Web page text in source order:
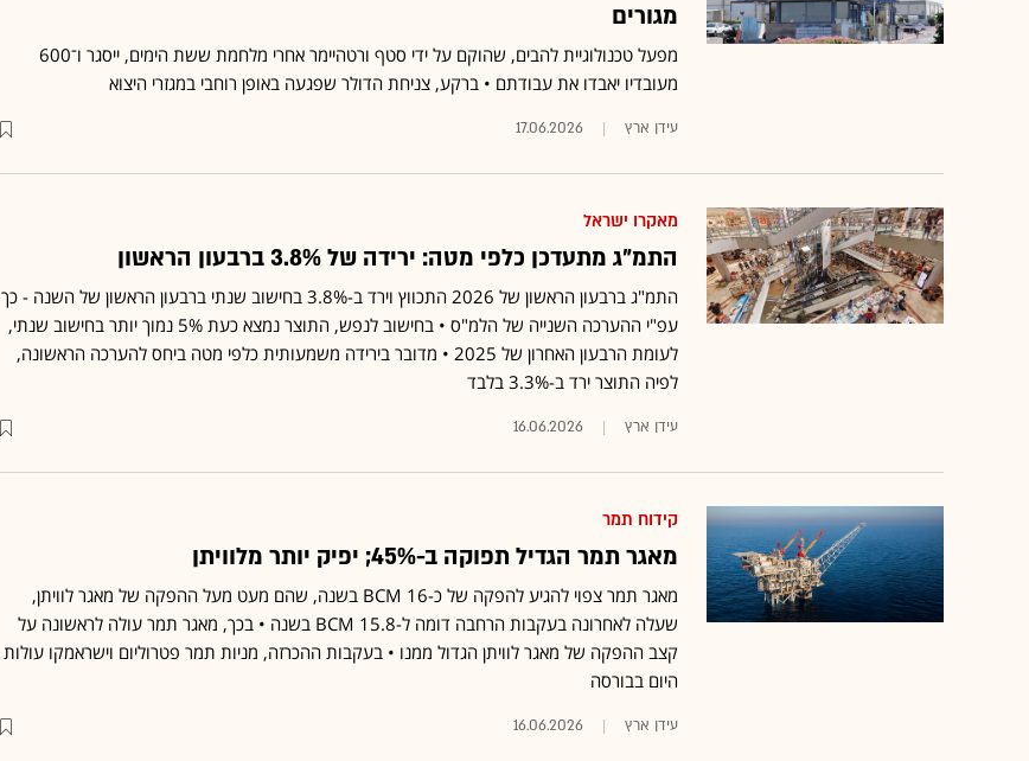
מגורים
מפעל טכנולוגיית להבים, שהוקם על ידי סטף ורטהיימר אחרי מלחמת ששת הימים, ייסגר ו־600
מעובדיו יאבדו את עבודתם • ברקע, צניחת הדולר שפגעה באופן רוחבי במגזרי היצוא
עידן ארץ 17.06.2026
מאקרו ישראל
התמ"ג מתעדכן כלפי מטה: ירידה של 3.8% ברבעון הראשון
התמ"ג ברבעון הראשון של 2026 התכווץ וירד ב-3.8% בחישוב שנתי ברבעון הראשון של השנה - כך
עפ"י ההערכה השנייה של הלמ"ס • בחישוב לנפש, התוצר נמצא כעת 5% נמוך יותר בחישוב שנתי,
לעומת הרבעון האחרון של 2025 • מדובר בירידה משמעותית כלפי מטה ביחס להערכה הראשונה,
לפיה התוצר ירד ב-3.3% בלבד
עידן ארץ 16.06.2026
קידוח תמר
מאגר תמר הגדיל תפוקה ב-45%; יפיק יותר מלוויתן
מאגר תמר צפוי להגיע להפקה של כ-16 BCM בשנה, שהם מעט מעל ההפקה של מאגר לוויתן,
שעלה לאחרונה בעקבות הרחבה דומה ל-15.8 BCM בשנה • בכך, מאגר תמר עולה לראשונה על
קצב ההפקה של מאגר לוויתן הגדול ממנו • בעקבות ההכרזה, מניות תמר פטרוליום וישראמקו עולות
היום בבורסה
עידן ארץ 16.06.2026